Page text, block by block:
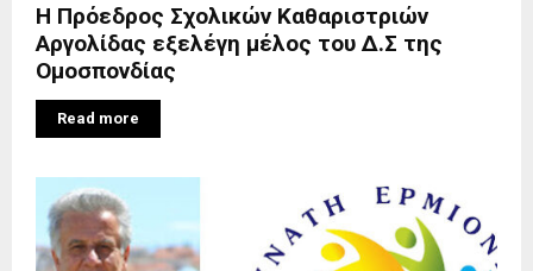
Η Πρόεδρος Σχολικών Καθαριστριών
Αργολίδας εξελέγη μέλος του Δ.Σ της
Ομοσπονδίας
Read more